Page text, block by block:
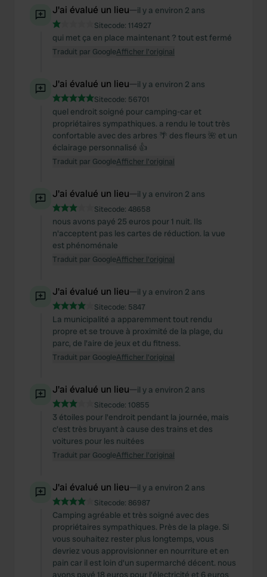
J'ai évalué un lieu—il y a environ 2 ans
Sitecode: 114927
qui met ça en place maintenant ? tout est fermé
Traduit par GoogleAfficher l'original
J'ai évalué un lieu—il y a environ 2 ans
Sitecode: 56701
quel endroit soigné pour camping-car et
propriétaires sympathiques. a rendu le tout très
confortable avec des arbres 🌴 des fleurs 🌺 et un
éclairage personnalisé 👍
Traduit par GoogleAfficher l'original
J'ai évalué un lieu—il y a environ 2 ans
Sitecode: 48658
nous avons payé 25 euros pour 1 nuit. Ils
n'acceptent pas les cartes de réduction. la vue
est phénoménale
Traduit par GoogleAfficher l'original
J'ai évalué un lieu—il y a environ 2 ans
Sitecode: 5847
La municipalité a apparemment tout rendu
propre et se trouve à proximité de la plage, du
parc, de l'aire de jeux et du fitness.
Traduit par GoogleAfficher l'original
J'ai évalué un lieu—il y a environ 2 ans
Sitecode: 10855
3 étoiles pour l'endroit pendant la journée, mais
c'est très bruyant à cause des trains et des
voitures pour les nuitées
Traduit par GoogleAfficher l'original
J'ai évalué un lieu—il y a environ 2 ans
Sitecode: 86987
Camping agréable et très soigné avec des
propriétaires sympathiques. Près de la plage. Si
vous souhaitez rester plus longtemps, vous
devriez vous approvisionner en nourriture et en
pain car il est loin d'un supermarché décent. nous
avons payé 18 euros pour l'électricité et 6 euros